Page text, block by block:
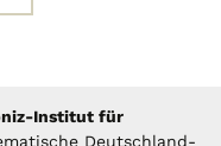
Institut für
Deutschland-